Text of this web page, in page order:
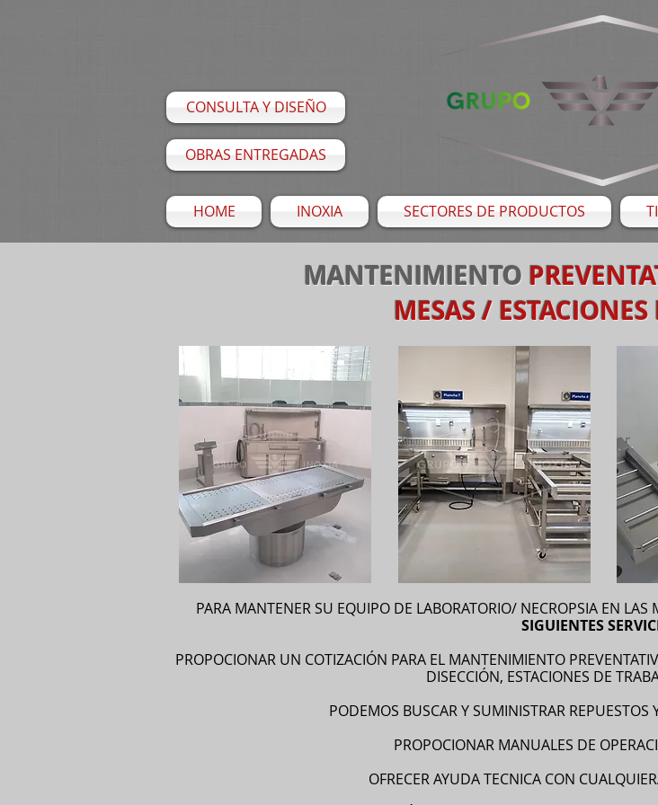
CONSULTA Y DISEÑO
OBRAS ENTREGADAS
HOME INOXIA SECTORES DE PRODUCTOS
MANTENIMIENTO
MESAS /
PARA MANTENER SU EQUIPO DE LABORATORIO/ NECROPSIA EN LAS
SIGUIENTES
PROPOCIONAR UN COTIZACIÓN PARA EL MANTENIMIENTO
DISECCIÓN, ESTACIONES DE
PODEMOS BUSCAR Y SUMINISTRAR REPUESTOS
PROPOCIONAR MANUALES DE
OFRECER AYUDA TECNICA CON